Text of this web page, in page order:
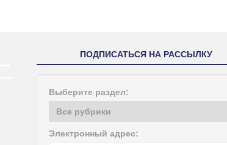
ПОДПИСАТЬСЯ НА РАССЫЛКУ
Выберите раздел:
Электронный адрес: